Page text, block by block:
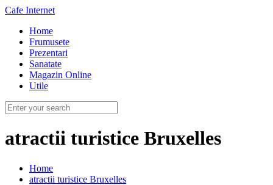
Cafe Internet
Home
Frumusete
Prezentari
Sanatate
Magazin Online
Utile
atractii turistice Bruxelles
Home
atractii turistice Bruxelles